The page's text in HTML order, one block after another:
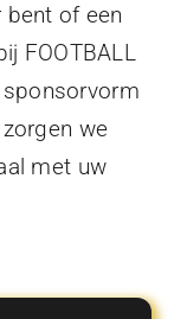
bent of een
FOOTBALL
sponsorvorm
we
met uw